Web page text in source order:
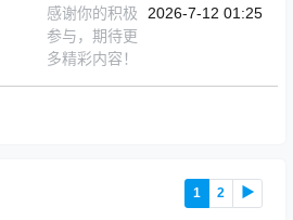
感谢你的积极
参与，期待更
多精彩内容！
2026-7-12 01:25
1 2 ▶